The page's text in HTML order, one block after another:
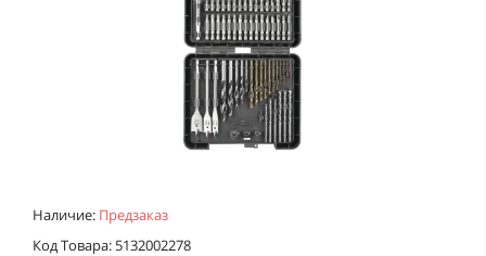
Наличие: Предзаказ
Код Товара: 5132002278